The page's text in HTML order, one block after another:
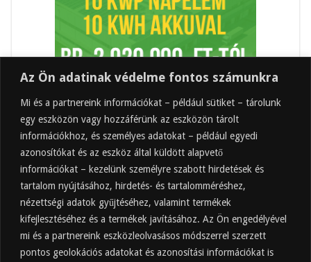
Az Ön adatinak védelme fontos számunkra
Mi és a partnereink információkat – például sütiket – tárolunk
egy eszközön vagy hozzáférünk az eszközön tárolt
információkhoz, és személyes adatokat – például egyedi
azonosítókat és az eszköz által küldött alapvető
információkat – kezelünk személyre szabott hirdetések és
tartalom nyújtásához, hirdetés- és tartalomméréshez,
nézettségi adatok gyűjtéséhez, valamint termékek
kifejlesztéséhez és a termékek javításához. Az Ön engedélyével
mi és a partnereink eszközleolvasásos módszerrel szerzett
pontos geolokációs adatokat és azonosítási információkat is
Felkapott
Almaecet mire jó? 21 gyakori felhasználási
terület
2025.10.31.